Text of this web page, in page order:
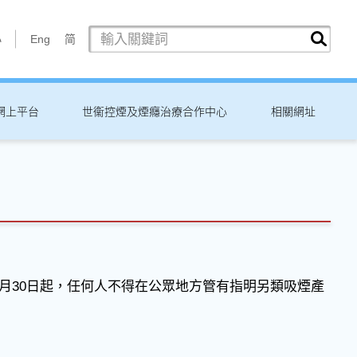
Eng 简
上平台 世衞控煙及煙癮治療合作中心 相關網址
30日起，任何人不得在公眾地方管有指明另類吸煙產